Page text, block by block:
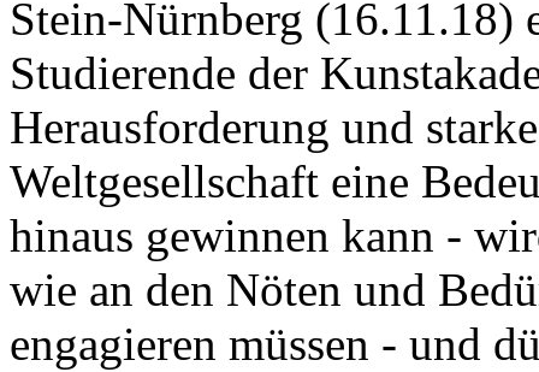
Stein-Nürnberg (16.11.18)
Studierende der
Herausforderung und
Weltgesellschaft eine
hinaus gewinnen kann -
wie an den Nöten und
engagieren müssen - und